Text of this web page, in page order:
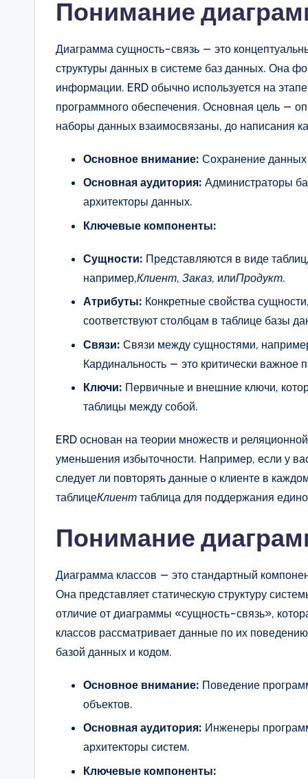
si
Понимание
Диаграмма сущность-связь — это
структуры данных в системе баз данных. Она
информации. ERD обычно используется на
программного обеспечения. Основная цель —
наборы данных взаимосвязаны, до написания
Основное внимание: Сохранение данных
Основная аудитория: Администраторы
архитекторы данных.
Ключевые компоненты:
Сущности: Представляются в виде
например,Клиент, Заказ, илиПродукт.
Атрибуты: Конкретные свойства
соответствуют столбцам в таблице базы
Связи: Связи между сущностями,
Кардинальность — это критически важное
Ключи: Первичные и внешние ключи,
таблицы между собой.
ERD основан на теории множеств и
уменьшения избыточности. Например, если у
следует ли повторять данные о клиенте в
таблицеКлиент таблица для поддержания
Понимание
Диаграмма классов — это стандартный
Она представляет статическую структуру
отличие от диаграммы «сущность-связь»,
классов рассматривает данные по их
базой данных и кодом.
Основное внимание: Поведение
объектов.
Основная аудитория: Инженеры
архитекторы систем.
Ключевые компоненты: